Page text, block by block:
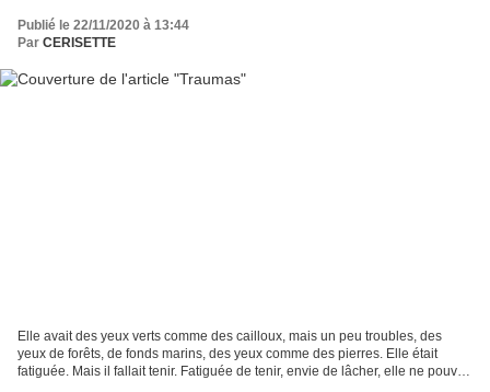
Publié le 22/11/2020 à 13:44
Par CERISETTE
Elle avait des yeux verts comme des cailloux, mais un peu troubles, des
yeux de forêts, de fonds marins, des yeux comme des pierres. Elle était
fatiguée. Mais il fallait tenir. Fatiguée de tenir, envie de lâcher, elle ne pouvait